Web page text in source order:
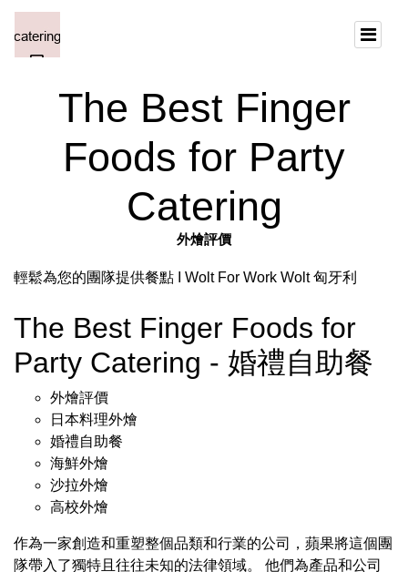
The Best Finger
Foods for Party
Catering
外燴評價
輕鬆為您的團隊提供餐點 I Wolt For Work Wolt 匈牙利
The Best Finger Foods for
Party Catering - 婚禮自助餐
外燴評價
日本料理外燴
婚禮自助餐
海鮮外燴
沙拉外燴
高校外燴
作為一家創造和重塑整個品類和行業的公司，蘋果將這個團
隊帶入了獨特且往往未知的法律領域。 他們為產品和公司